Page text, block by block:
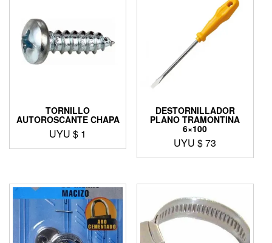
TORNILLO
AUTOROSCANTE CHAPA
UYU $ 1
DESTORNILLADOR
PLANO TRAMONTINA
6×100
UYU $73